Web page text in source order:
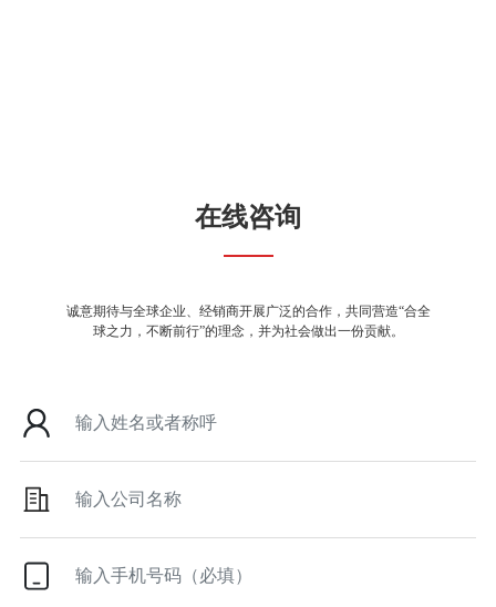
在线咨询
诚意期待与全球企业、经销商开展广泛的合作，共同营造“合全
球之力，不断前行”的理念，并为社会做出一份贡献。